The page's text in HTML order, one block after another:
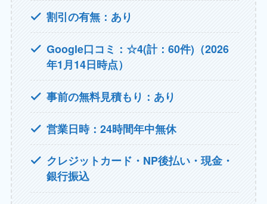
割引の有無：あり
Google口コミ：☆4(計：60件)（2026
年1月14日時点）
事前の無料見積もり：あり
営業日時：24時間年中無休
クレジットカード・NP後払い・現金・
銀行振込